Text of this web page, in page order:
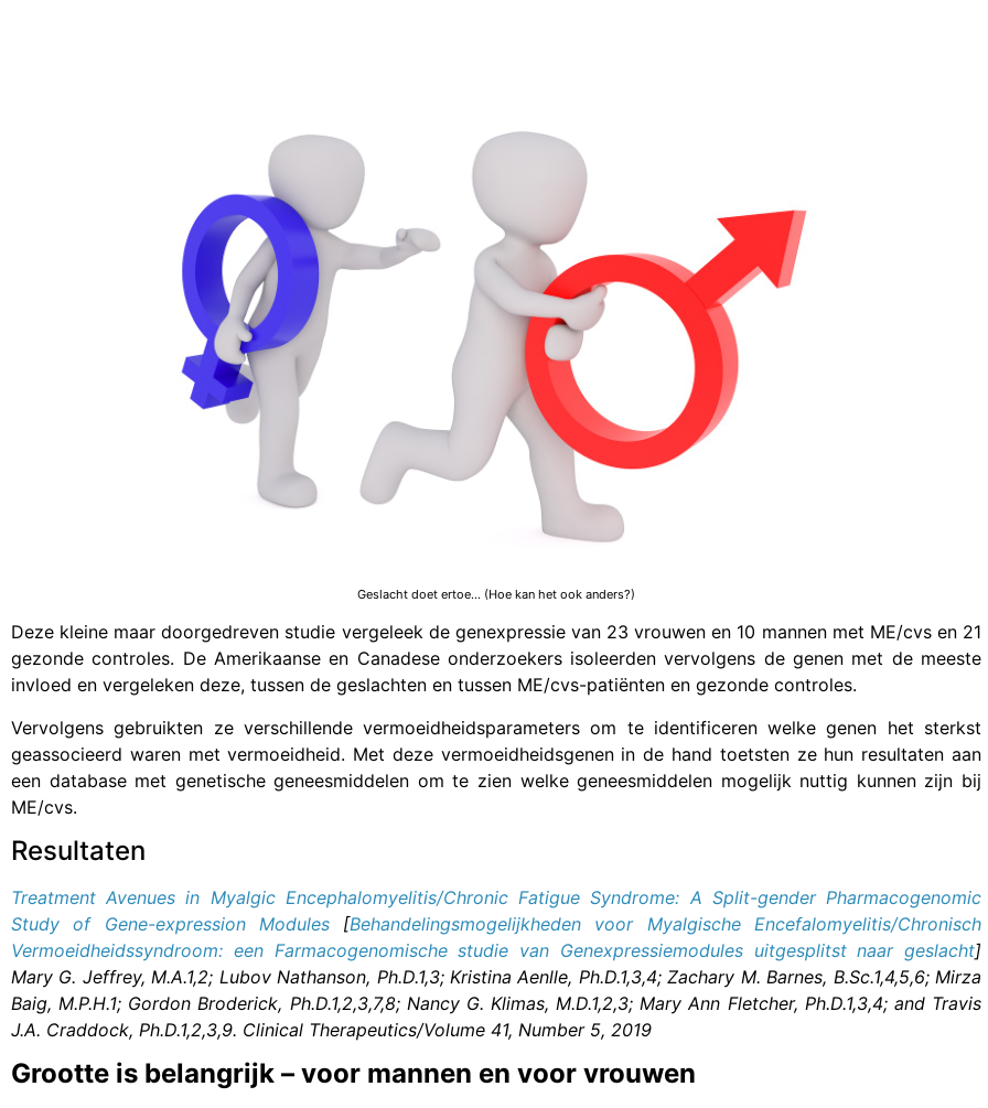
Geslacht doet ertoe… (Hoe kan het ook anders?)
Deze kleine maar doorgedreven studie vergeleek de genexpressie van 23 vrouwen en 10 mannen met ME/cvs en 21
gezonde controles. De Amerikaanse en Canadese onderzoekers isoleerden vervolgens de genen met de meeste
invloed en vergeleken deze, tussen de geslachten en tussen ME/cvs-patiënten en gezonde controles.
Vervolgens gebruikten ze verschillende vermoeidheidsparameters om te identificeren welke genen het sterkst
geassocieerd waren met vermoeidheid. Met deze vermoeidheidsgenen in de hand toetsten ze hun resultaten aan
een database met genetische geneesmiddelen om te zien welke geneesmiddelen mogelijk nuttig kunnen zijn bij
ME/cvs.
Resultaten
Treatment Avenues in Myalgic Encephalomyelitis/Chronic Fatigue Syndrome: A Split-gender Pharmacogenomic
Study of Gene-expression Modules [Behandelingsmogelijkheden voor Myalgische Encefalomyelitis/Chronisch
Vermoeidheidssyndroom: een Farmacogenomische studie van Genexpressiemodules uitgesplitst naar geslacht]
Mary G. Jeffrey, M.A.1,2; Lubov Nathanson, Ph.D.1,3; Kristina Aenlle, Ph.D.1,3,4; Zachary M. Barnes, B.Sc.1,4,5,6; Mirza
Baig, M.P.H.1; Gordon Broderick, Ph.D.1,2,3,7,8; Nancy G. Klimas, M.D.1,2,3; Mary Ann Fletcher, Ph.D.1,3,4; and Travis
J.A. Craddock, Ph.D.1,2,3,9. Clinical Therapeutics/Volume 41, Number 5, 2019
Grootte is belangrijk – voor mannen en voor vrouwen